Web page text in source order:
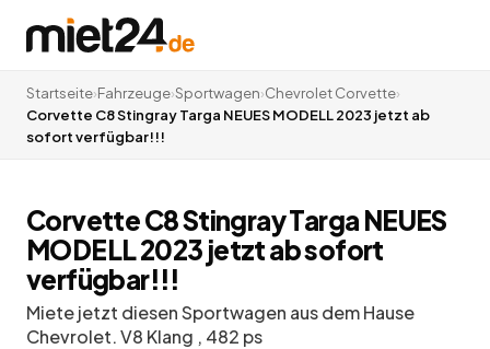
Startseite›Fahrzeuge›Sportwagen›Chevrolet Corvette›
Corvette C8 Stingray Targa NEUES MODELL 2023 jetzt ab
sofort verfügbar!!!
Corvette C8 Stingray Targa NEUES
MODELL 2023 jetzt ab sofort
verfügbar!!!
Miete jetzt diesen Sportwagen aus dem Hause
Chevrolet. V8 Klang , 482 ps